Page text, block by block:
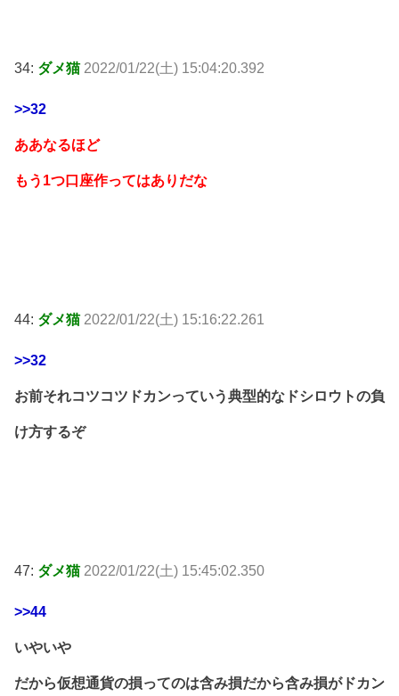
34: ダメ猫 2022/01/22(土) 15:04:20.392
>>32
ああなるほど
もう1つ口座作ってはありだな
44: ダメ猫 2022/01/22(土) 15:16:22.261
>>32
お前それコツコツドカンっていう典型的なドシロウトの負
け方するぞ
47: ダメ猫 2022/01/22(土) 15:45:02.350
>>44
いやいや
だから仮想通貨の損ってのは含み損だから含み損がドカン